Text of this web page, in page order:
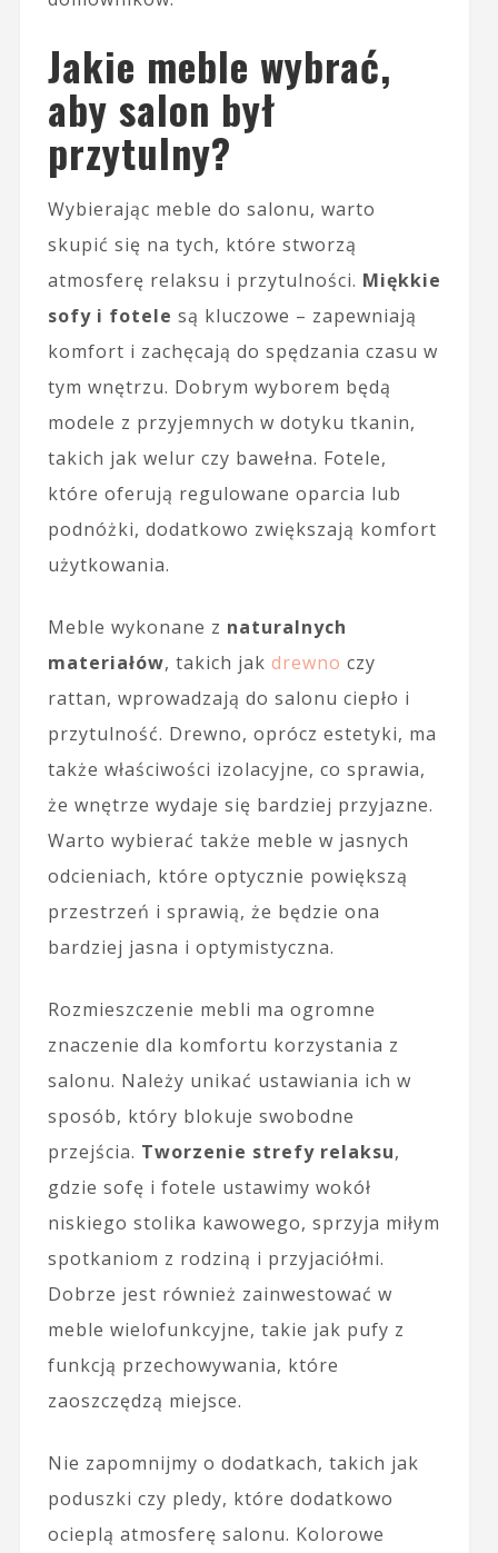
Jakie meble wybrać,
aby salon był
przytulny?
Wybierając meble do salonu, warto
skupić się na tych, które stworzą
atmosferę relaksu i przytulności. Miękkie
sofy i fotele są kluczowe – zapewniają
komfort i zachęcają do spędzania czasu w
tym wnętrzu. Dobrym wyborem będą
modele z przyjemnych w dotyku tkanin,
takich jak welur czy bawełna. Fotele,
które oferują regulowane oparcia lub
podnóżki, dodatkowo zwiększają komfort
użytkowania.
Meble wykonane z naturalnych
materiałów, takich jak drewno czy
rattan, wprowadzają do salonu ciepło i
przytulność. Drewno, oprócz estetyki, ma
także właściwości izolacyjne, co sprawia,
że wnętrze wydaje się bardziej przyjazne.
Warto wybierać także meble w jasnych
odcieniach, które optycznie powiększą
przestrzeń i sprawią, że będzie ona
bardziej jasna i optymistyczna.
Rozmieszczenie mebli ma ogromne
znaczenie dla komfortu korzystania z
salonu. Należy unikać ustawiania ich w
sposób, który blokuje swobodne
przejścia. Tworzenie strefy relaksu,
gdzie sofę i fotele ustawimy wokół
niskiego stolika kawowego, sprzyja miłym
spotkaniom z rodziną i przyjaciółmi.
Dobrze jest również zainwestować w
meble wielofunkcyjne, takie jak pufy z
funkcją przechowywania, które
zaoszczędzą miejsce.
Nie zapomnijmy o dodatkach, takich jak
poduszki czy pledy, które dodatkowo
ocieplą atmosferę salonu. Kolorowe